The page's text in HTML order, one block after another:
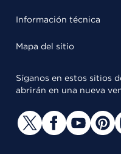
Información técnica
Mapa del sitio
Síganos en estos sitios
abrirán en una nueva